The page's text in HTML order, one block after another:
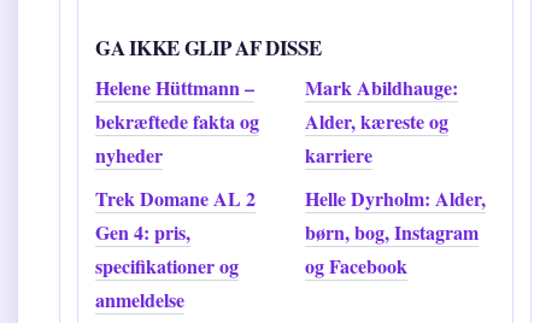
GA IKKE GLIP AF DISSE
Helene Hüttmann –
bekræftede fakta og
nyheder
Mark Abildhauge:
Alder, kæreste og
karriere
Trek Domane AL 2
Gen 4: pris,
specifikationer og
anmeldelse
Helle Dyrholm: Alder,
børn, bog, Instagram
og Facebook